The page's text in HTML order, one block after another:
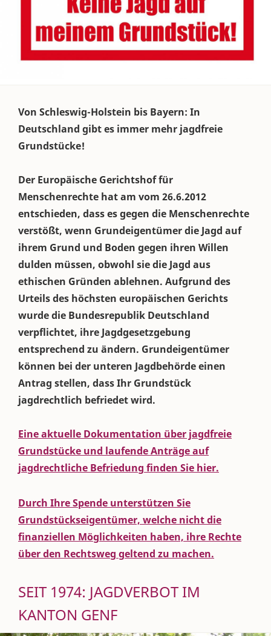
Von Schleswig-Holstein bis Bayern: In
Deutschland gibt es immer mehr jagdfreie
Grundstücke!
Der Europäische Gerichtshof für
Menschenrechte hat am vom 26.6.2012
entschieden, dass es gegen die Menschenrechte
verstößt, wenn Grundeigentümer die Jagd auf
ihrem Grund und Boden gegen ihren Willen
dulden müssen, obwohl sie die Jagd aus
ethischen Gründen ablehnen. Aufgrund des
Urteils des höchsten europäischen Gerichts
wurde die Bundesrepublik Deutschland
verpflichtet, ihre Jagdgesetzgebung
entsprechend zu ändern. Grundeigentümer
können bei der unteren Jagdbehörde einen
Antrag stellen, dass Ihr Grundstück
jagdrechtlich befriedet wird.
Eine aktuelle Dokumentation über jagdfreie
Grundstücke und laufende Anträge auf
jagdrechtliche Befriedung finden Sie hier.
Durch Ihre Spende unterstützen Sie
Grundstückseigentümer, welche nicht die
finanziellen Möglichkeiten haben, ihre Rechte
über den Rechtsweg geltend zu machen.
SEIT 1974: JAGDVERBOT IM
KANTON GENF